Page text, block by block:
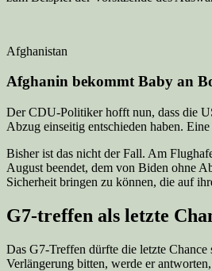
Afghanistan
Afghanin bekommt Baby an
Der CDU-Politiker hofft nun, dass die
Abzug einseitig entschieden haben.
Bisher ist das nicht der Fall. Am
August beendet, dem von Biden ohne
Sicherheit bringen zu können, die auf
G7-treffen als letzte
Das G7-Treffen dürfte die letzte
Verlängerung bitten, werde er